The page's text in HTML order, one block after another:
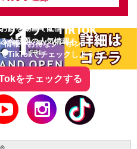
サーチ - TikTok
情報やお得なクーポン
店を動画で配信中！
今話題の人気情報も
TikTokでチェックしよう！
をチェックする
フォローしよう！